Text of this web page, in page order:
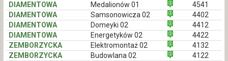
DIAMENTOWA
Medalionów 01
4541
DIAMENTOWA
Samsonowicza 02
4402
DIAMENTOWA
Domeyki 02
4412
DIAMENTOWA
Energetyków 02
4422
ZEMBORZYCKA
Elektromontaż 02
4132
ZEMBORZYCKA
Budowlana 02
4122